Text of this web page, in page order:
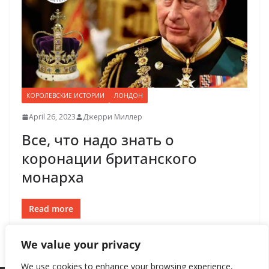
We value your privacy
We use cookies to enhance your browsing experience,
КОРОЛЕВСКИЕ ИСТОРИИ ЛОНДОН
April 26, 2023 Джерри Миллер
Все, что надо знать о
коронации британского
монарха
Read more